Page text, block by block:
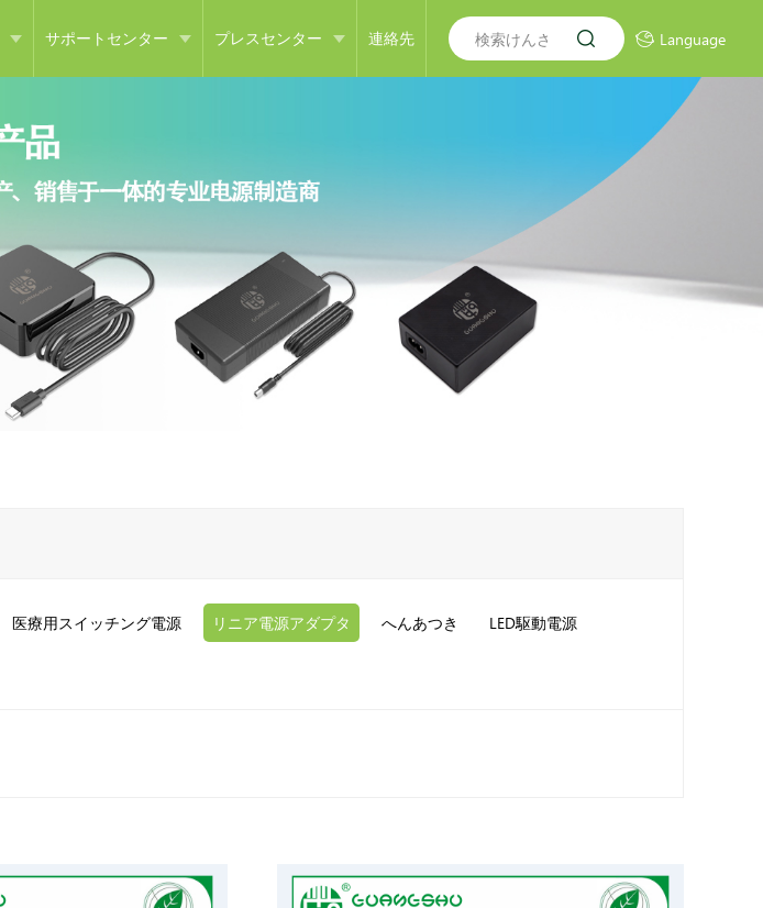
サポートセンター
ダウンロードセンター
プレスセンター 連絡先 Language
医療用スイッチング電源 リニア電源アダプタ へんあつき LED駆動電源